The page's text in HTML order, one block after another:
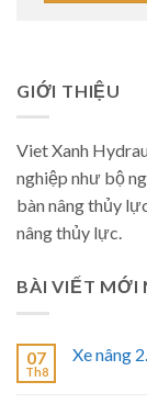
GIỚI THIỆU
Viet Xanh
nghiệp như bộ
bàn nâng thủy
nâng thủy lực.
BÀI VIẾT MỚI
07
Th8
Xe nâng